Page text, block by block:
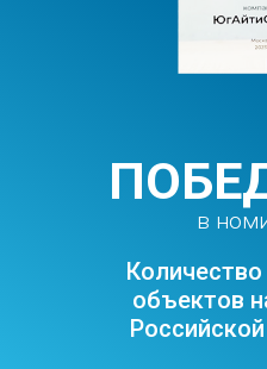
объектов
в